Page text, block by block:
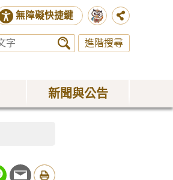
無障礙快捷鍵
進階搜尋
新聞與公告